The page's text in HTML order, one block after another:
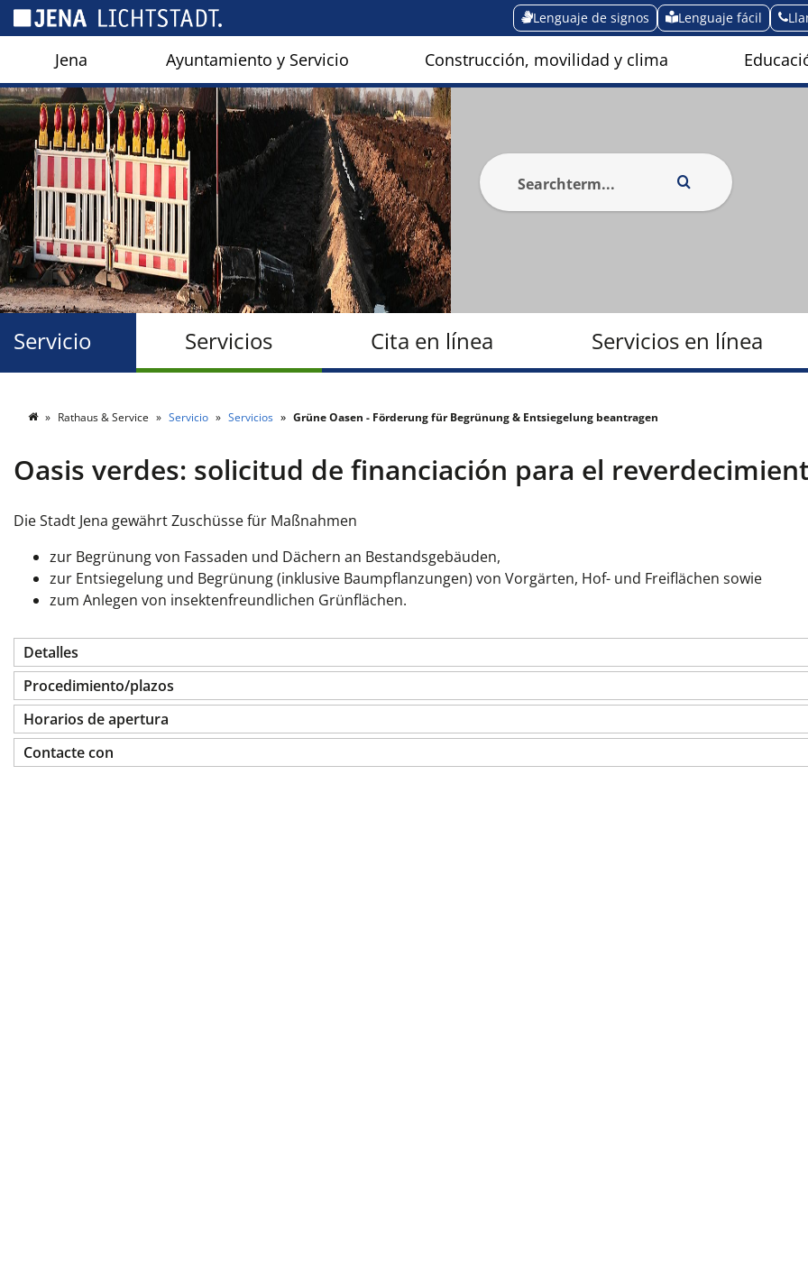
Lenguaje de signos Lenguaje fácil
Jena Ayuntamiento y Servicio Construcción, movilidad y clima
Servicios Cita en línea Servicios en línea
Servicio
Rathaus & Service Servicio Servicios Grüne Oasen - Förderung für Begrünung & Entsiegelung beantragen
Oasis verdes: solicitud de financiación para el
Die Stadt Jena gewährt Zuschüsse für Maßnahmen
zur Begrünung von Fassaden und Dächern an Bestandsgebäuden,
zur Entsiegelung und Begrünung (inklusive Baumpflanzungen) von Vorgärten, Hof- und Freiflächen sowie
zum Anlegen von insektenfreundlichen Grünflächen.
Detalles
Procedimiento/plazos
Horarios de apertura
Contacte con
Panel de gestión de cookies